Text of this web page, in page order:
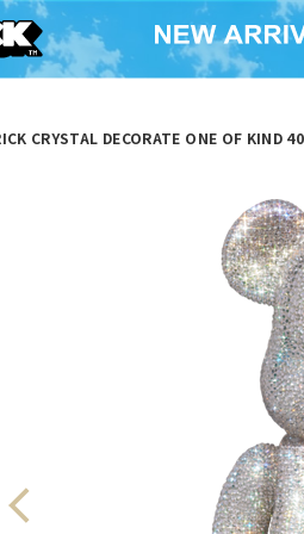
CRYSTAL DECORATE ONE OF KIND